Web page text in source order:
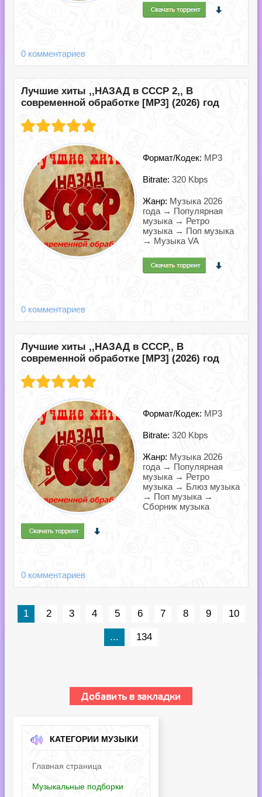
0 комментариев
Лучшие хиты ,,НАЗАД в СССР 2,, В
современной обработке [MP3] (2026) год
Формат/Кодек: MP3
Bitrate: 320 Kbps
Жанр: Музыка 2026
года → Популярная
музыка → Ретро
музыка → Поп музыка
→ Музыка VA
0 комментариев
Лучшие хиты ,,НАЗАД в СССР,, В
современной обработке [MP3] (2026) год
Формат/Кодек: MP3
Bitrate: 320 Kbps
Жанр: Музыка 2026
года → Популярная
музыка → Ретро
музыка → Блюз музыка
→ Поп музыка →
Сборник музыка
0 комментариев
1 2 3 4 5 6 7 8 9 10
... 134
КАТЕГОРИИ МУЗЫКИ
Главная страница
Музыкальные подборки